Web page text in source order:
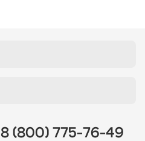
8 (800) 775-76-49